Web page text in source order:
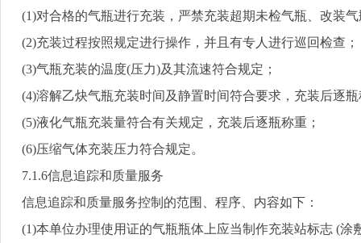
(1)对合格的气瓶进行充装，严禁充装超期未检气瓶、改装
(2)充装过程按照规定进行操作，并且有专人进行巡回检查；
(3)气瓶充装的温度(压力)及其流速符合规定；
(4)溶解乙炔气瓶充装时间及静置时间符合要求，充装后逐
(5)液化气瓶充装量符合有关规定，充装后逐瓶称重；
(6)压缩气体充装压力符合规定。
7.1.6信息追踪和质量服务
信息追踪和质量服务控制的范围、程序、内容如下：
(1)本单位办理使用证的气瓶瓶体上应当制作充装站标志 (涂